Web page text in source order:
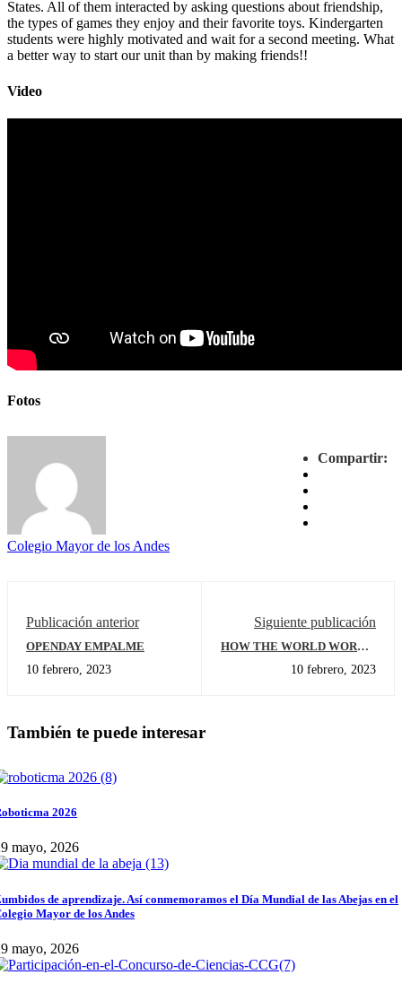
States. All of them interacted by asking questions about friendship,
the types of games they enjoy and their favorite toys. Kindergarten
students were highly motivated and wait for a second meeting. What
a better way to start our unit than by making friends!!
Video
Fotos
Compartir:
Colegio Mayor de los Andes
Publicación anterior
OPENDAY EMPALME
10 febrero, 2023
Siguiente publicación
HOW THE WORLD WORKS:
Nº3 AT FOURTH GRADE:
10 febrero, 2023
También te puede interesar
2026
mayo, 2026
de aprendizaje. Así conmemoramos el Día Mundial de las Abejas en el
Mayor de los Andes
mayo, 2026